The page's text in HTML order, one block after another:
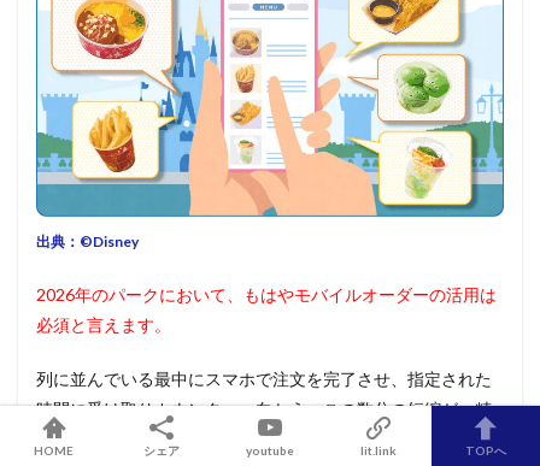
出典：©︎Disney
2026年のパークにおいて、もはやモバイルオーダーの活用は
必須と言えます。
列に並んでいる最中にスマホで注文を完了させ、指定された
時間に受け取りカウンターへ向かう。この数分の短縮が、精
神的なゆとりを生みます。テクノロジーをスマートに使いこ
HOME シェア youtube lit.link TOPへ